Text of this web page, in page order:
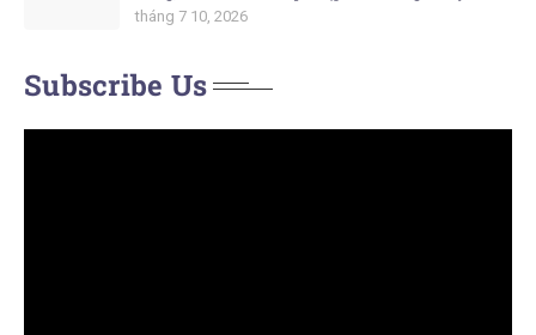
tháng 7 10, 2026
Subscribe Us